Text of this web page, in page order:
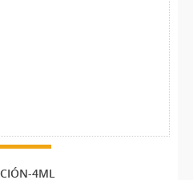
4ML